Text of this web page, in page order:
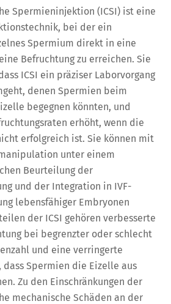
Spermieninjektion (ICSI) ist eine
bei der ein
Spermium direkt in eine
Befruchtung zu erreichen. Sie
ICSI ein präziser Laborvorgang
denen Spermien beim
begegnen könnten, und
erhöht, wenn die
erfolgreich ist. Sie können mit
unter einem
Beurteilung der
und der Integration in IVF-
lebensfähiger Embryonen
der ICSI gehören verbesserte
bei begrenzter oder schlecht
und eine verringerte
Spermien die Eizelle aus
Zu den Einschränkungen der
mechanische Schäden an der